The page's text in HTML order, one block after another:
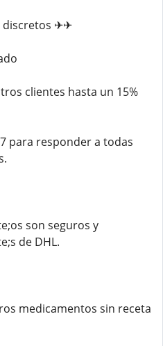
discretos ✈✈
clientes hasta un 15%
para responder a todas
son seguros y
de DHL.
medicamentos sin receta